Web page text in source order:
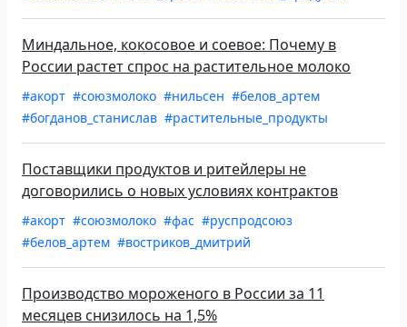
Миндальное, кокосовое и соевое: Почему в
России растет спрос на растительное молоко
#акорт #союзмолоко #нильсен #белов_артем
#богданов_станислав #растительные_продукты
Поставщики продуктов и ритейлеры не
договорились о новых условиях контрактов
#акорт #союзмолоко #фас #руспродсоюз
#белов_артем #востриков_дмитрий
Производство мороженого в России за 11
месяцев снизилось на 1,5%